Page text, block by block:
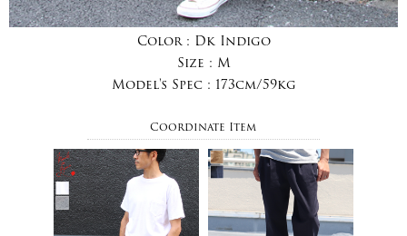
Color : Dk Indigo
Size : M
Model's Spec : 173cm/59kg
Coordinate Item